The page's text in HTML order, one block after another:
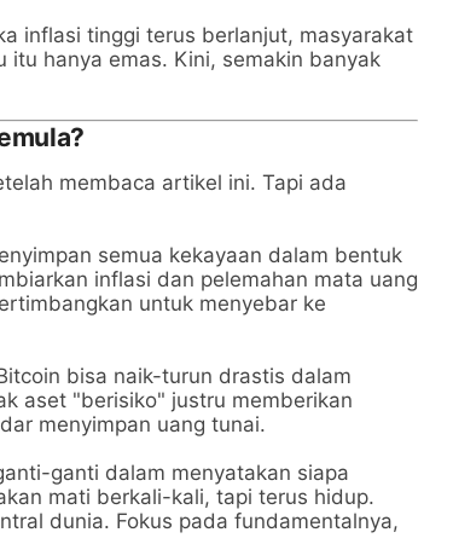
inflasi tinggi terus berlanjut, masyarakat
itu hanya emas. Kini, semakin banyak
membaca artikel ini. Tapi ada
semua kekayaan dalam bentuk
inflasi dan pelemahan mata uang
untuk menyebar ke
bisa naik-turun drastis dalam
aset "berisiko" justru memberikan
menyimpan uang tunai.
ganti dalam menyatakan siapa
mati berkali-kali, tapi terus hidup.
dunia. Fokus pada fundamentalnya,